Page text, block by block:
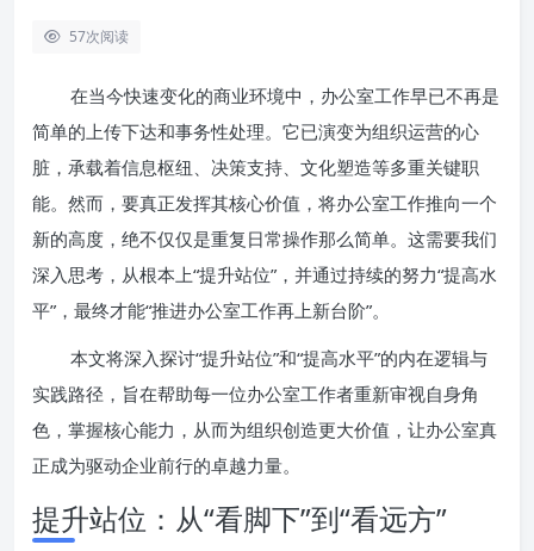
57次阅读
在当今快速变化的商业环境中，办公室工作早已不再是
简单的上传下达和事务性处理。它已演变为组织运营的心
脏，承载着信息枢纽、决策支持、文化塑造等多重关键职
能。然而，要真正发挥其核心价值，将办公室工作推向一个
新的高度，绝不仅仅是重复日常操作那么简单。这需要我们
深入思考，从根本上“提升站位”，并通过持续的努力“提高水
平”，最终才能“推进办公室工作再上新台阶”。
本文将深入探讨“提升站位”和“提高水平”的内在逻辑与
实践路径，旨在帮助每一位办公室工作者重新审视自身角
色，掌握核心能力，从而为组织创造更大价值，让办公室真
正成为驱动企业前行的卓越力量。
提升站位：从“看脚下”到“看远方”